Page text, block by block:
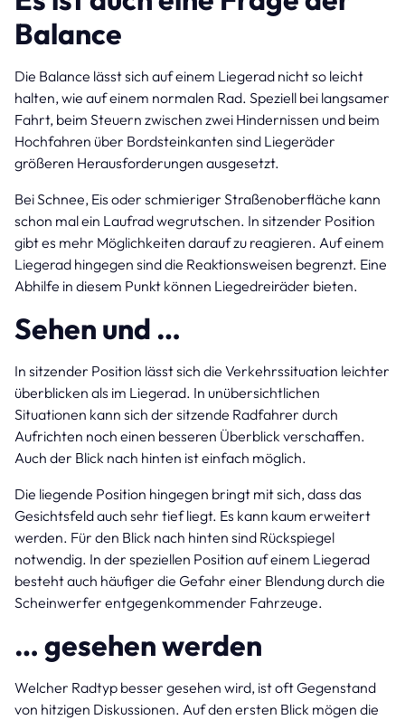
Balance
Die Balance lässt sich auf einem Liegerad nicht so leicht
halten, wie auf einem normalen Rad. Speziell bei langsamer
Fahrt, beim Steuern zwischen zwei Hindernissen und beim
Hochfahren über Bordsteinkanten sind Liegeräder
größeren Herausforderungen ausgesetzt.
Bei Schnee, Eis oder schmieriger Straßenoberfläche kann
schon mal ein Laufrad wegrutschen. In sitzender Position
gibt es mehr Möglichkeiten darauf zu reagieren. Auf einem
Liegerad hingegen sind die Reaktionsweisen begrenzt. Eine
Abhilfe in diesem Punkt können Liegedreiräder bieten.
Sehen und …
In sitzender Position lässt sich die Verkehrssituation leichter
überblicken als im Liegerad. In unübersichtlichen
Situationen kann sich der sitzende Radfahrer durch
Aufrichten noch einen besseren Überblick verschaffen.
Auch der Blick nach hinten ist einfach möglich.
Die liegende Position hingegen bringt mit sich, dass das
Gesichtsfeld auch sehr tief liegt. Es kann kaum erweitert
werden. Für den Blick nach hinten sind Rückspiegel
notwendig. In der speziellen Position auf einem Liegerad
besteht auch häufiger die Gefahr einer Blendung durch die
Scheinwerfer entgegenkommender Fahrzeuge.
… gesehen werden
Welcher Radtyp besser gesehen wird, ist oft Gegenstand
von hitzigen Diskussionen. Auf den ersten Blick mögen die